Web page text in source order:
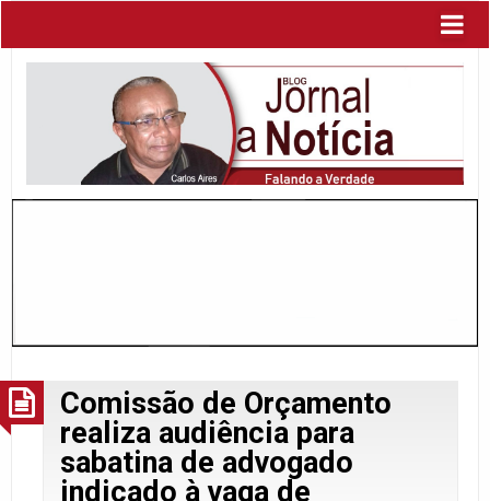
Comissão de Orçamento
realiza audiência para
sabatina de advogado
indicado à vaga de